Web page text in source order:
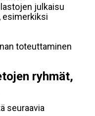
julkaisu
esimerkiksi
toteuttaminen
ryhmät,
seuraavia